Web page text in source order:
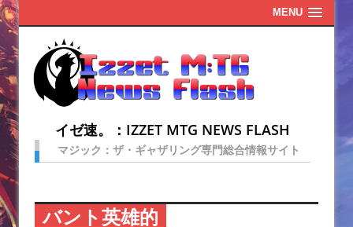
MENU
イゼ速。：IZZET MTG NEWS FLASH
マジック：ザ・ギャザリング専門総合情報サイト
バント英雄的